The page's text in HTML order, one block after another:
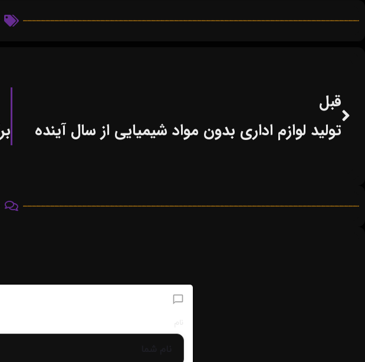
قبل
تولید لوازم اداری بدون مواد شیمیایی از سال آینده